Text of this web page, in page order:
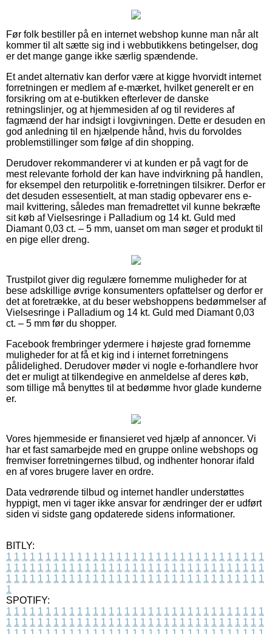
Før folk bestiller på en internet webshop kunne man når alt
kommer til alt sætte sig ind i webbutikkens betingelser, dog
er det mange gange ikke særlig spændende.
Et andet alternativ kan derfor være at kigge hvorvidt internet
forretningen er medlem af e-mærket, hvilket generelt er en
forsikring om at e-butikken efterlever de danske
retningslinjer, og at hjemmesiden af og til revideres af
fagmænd der har indsigt i lovgivningen. Dette er desuden en
god anledning til en hjælpende hånd, hvis du forvoldes
problemstillinger som følge af din shopping.
Derudover rekommanderer vi at kunden er på vagt for de
mest relevante forhold der kan have indvirkning på handlen,
for eksempel den returpolitik e-forretningen tilsikrer. Derfor er
det desuden essesentielt, at man stadig opbevarer ens e-
mail kvittering, således man fremadrettet vil kunne bekræfte
sit køb af Vielsesringe i Palladium og 14 kt. Guld med
Diamant 0,03 ct. – 5 mm, uanset om man søger et produkt til
en pige eller dreng.
Trustpilot giver dig regulære fornemme muligheder for at
bese adskillige øvrige konsumenters opfattelser og derfor er
det at foretrække, at du beser webshoppens bedømmelser af
Vielsesringe i Palladium og 14 kt. Guld med Diamant 0,03
ct. – 5 mm før du shopper.
Facebook frembringer ydermere i højeste grad fornemme
muligheder for at få et kig ind i internet forretningens
pålidelighed. Derudover møder vi nogle e-forhandlere hvor
det er muligt at tilkendegive en anmeldelse af deres køb,
som tillige må benyttes til at bedømme hvor glade kunderne
er.
Vores hjemmeside er finansieret ved hjælp af annoncer. Vi
har et fast samarbejde med en gruppe online webshops og
fremviser forretningernes tilbud, og indhenter honorar ifald
en af vores brugere laver en ordre.
Data vedrørende tilbud og internet handler understøttes
hyppigt, men vi tager ikke ansvar for ændringer der er udført
siden vi sidste gang opdaterede sidens informationer.
BITLY:
1 1 1 1 1 1 1 1 1 1 1 1 1 1 1 1 1 1 1 1 1 1 1 1 1 1 1 1 1 1 1 1 1
1 1 1 1 1 1 1 1 1 1 1 1 1 1 1 1 1 1 1 1 1 1 1 1 1 1 1 1 1 1 1 1 1
1 1 1 1 1 1 1 1 1 1 1 1 1 1 1 1 1 1 1 1 1 1 1 1 1 1 1 1 1 1 1 1 1
1
SPOTIFY:
1 1 1 1 1 1 1 1 1 1 1 1 1 1 1 1 1 1 1 1 1 1 1 1 1 1 1 1 1 1 1 1 1
1 1 1 1 1 1 1 1 1 1 1 1 1 1 1 1 1 1 1 1 1 1 1 1 1 1 1 1 1 1 1 1 1